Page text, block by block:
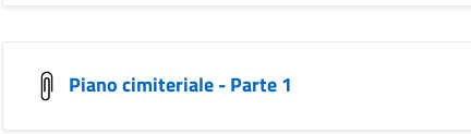
Piano cimiteriale - Parte 1